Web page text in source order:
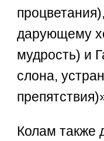
дарующему
мудрость) и
слона,
Колам также